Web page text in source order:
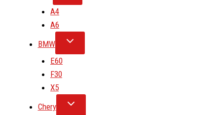
A4
A6
BMW
E60
F30
X5
Chery